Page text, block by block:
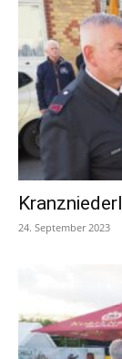
24. September 2023